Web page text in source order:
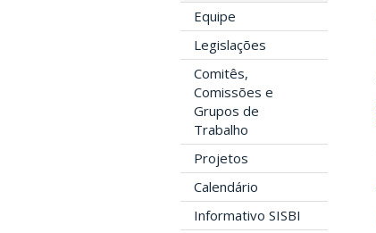
Equipe
Legislações
Comitês,
Comissões e
Grupos de
Trabalho
Projetos
Calendário
Informativo SISBI